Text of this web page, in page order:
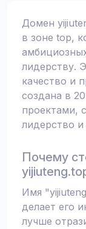
Домен
в зоне top,
лидерству.
качество и
создана в
проектами,
лидерство и
Почему
Имя
делает его
лучше